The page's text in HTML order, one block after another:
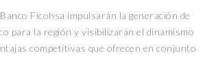
Ficohsa impulsarán la generación de
para la región y visibilizarán el dinamismo
competitivas que ofrecen en conjunto